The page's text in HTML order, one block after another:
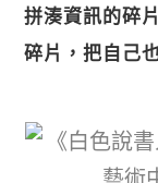
拼湊資訊的碎
碎片，把自己